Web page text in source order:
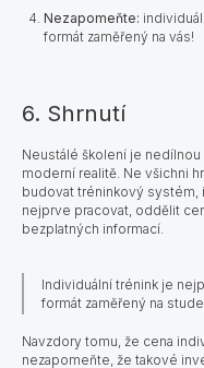
Nezapomeňte:
formát zaměřený na vás!
6. Shrnutí
Neustálé školení je
moderní realitě. Ne všichni
budovat tréninkový systém,
nejprve pracovat, oddělit
bezplatných informací.
Individuální trénink je
formát zaměřený na
Navzdory tomu, že cena
nezapomeňte, že takové